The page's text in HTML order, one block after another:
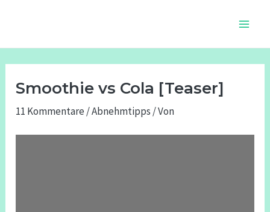
Smoothie vs Cola [Teaser]
11 Kommentare /Abnehmtipps / Von